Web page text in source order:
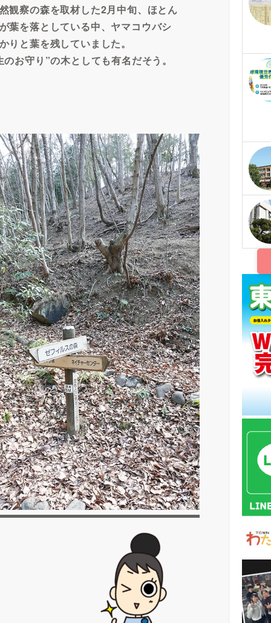
観察の森を取材した2月中旬、ほとん
葉を落としている中、ヤマコウバシ
りと葉を残していました。
のお守り”の木としても有名だそう。